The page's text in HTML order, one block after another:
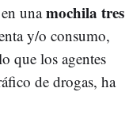
unamochila tres
y/o consumo,
que los agentes
de drogas, ha